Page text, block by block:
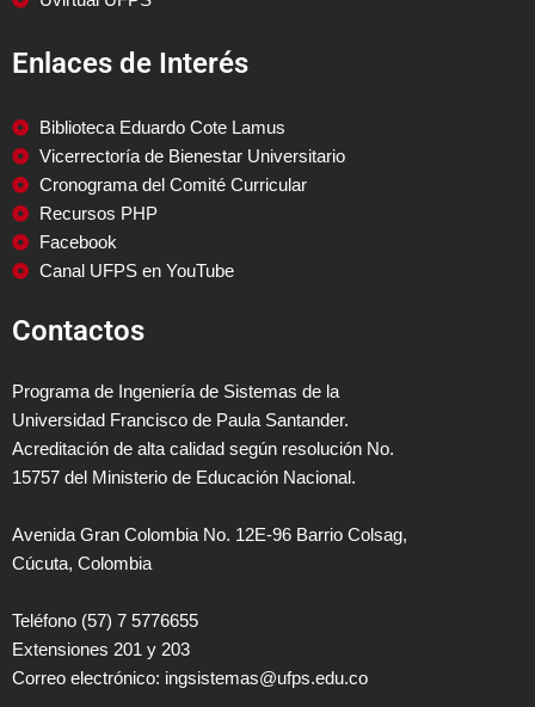
Enlaces de Interés
Biblioteca Eduardo Cote Lamus
Vicerrectoría de Bienestar Universitario
Cronograma del Comité Curricular
Recursos PHP
Facebook
Canal UFPS en YouTube
Contactos
Programa de Ingeniería de Sistemas de la
Universidad Francisco de Paula Santander.
Acreditación de alta calidad según resolución No.
15757 del Ministerio de Educación Nacional.
Avenida Gran Colombia No. 12E-96 Barrio Colsag,
Cúcuta, Colombia
Teléfono (57) 7 5776655
Extensiones 201 y 203
Correo electrónico: ingsistemas@ufps.edu.co